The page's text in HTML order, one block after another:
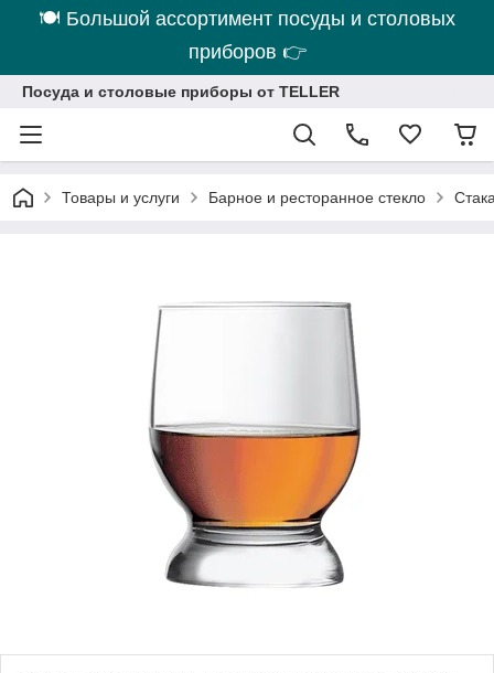
🍽 Большой ассортимент посуды и столовых
приборов 👉
Посуда и столовые приборы от TELLER
Товары и услуги Барное и ресторанное стекло